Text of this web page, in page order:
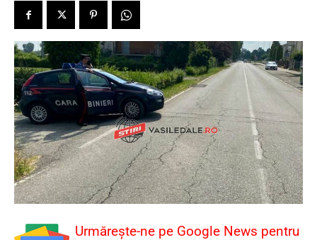
Urmărește-ne pe Google News pentru